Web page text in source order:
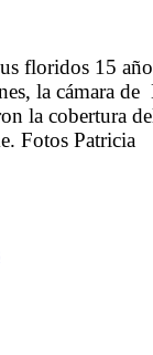
floridos 15
la cámara
la cobertura
Fotos Patricia